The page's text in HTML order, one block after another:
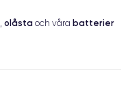
, olåsta och våra batterier